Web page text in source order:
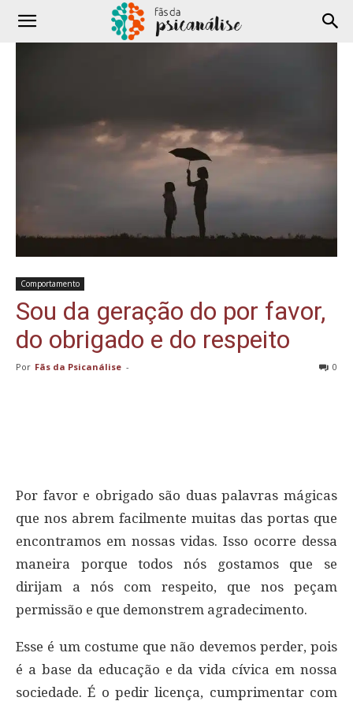
Comportamento
Sou da geração do por favor,
do obrigado e do respeito
Por Fãs da Psicanálise - 0
Por favor e obrigado são duas palavras mágicas
que nos abrem facilmente muitas das portas que
encontramos em nossas vidas. Isso ocorre dessa
maneira porque todos nós gostamos que se
dirijam a nós com respeito, que nos peçam
permissão e que demonstrem agradecimento.
Esse é um costume que não devemos perder, pois
é a base da educação e da vida cívica em nossa
sociedade. É o pedir licença, cumprimentar com